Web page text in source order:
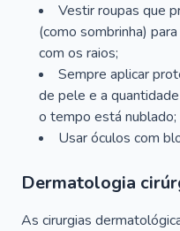
Vestir roupas que
(como sombrinha)
com os raios;
Sempre aplicar
de pele e a
o tempo está nublado;
Usar óculos com
Dermatologia
As cirurgias